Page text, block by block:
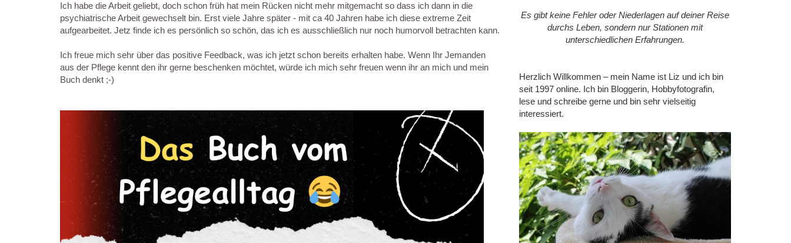
Ich habe die Arbeit geliebt, doch schon früh hat mein Rücken nicht mehr mitgemacht so dass ich dann in die
psychiatrische Arbeit gewechselt bin. Erst viele Jahre später - mit ca 40 Jahren habe ich diese extreme Zeit
aufgearbeitet. Jetz finde ich es persönlich so schön, das ich es ausschließlich nur noch humorvoll betrachten kann.
Ich freue mich sehr über das positive Feedback, was ich jetzt schon bereits erhalten habe. Wenn Ihr Jemanden
aus der Pflege kennt den ihr gerne beschenken möchtet, würde ich mich sehr freuen wenn ihr an mich und mein
Buch denkt ;-)
Es gibt keine Fehler oder Niederlagen auf deiner Reise
durchs Leben, sondern nur Stationen mit
unterschiedlichen Erfahrungen.
Herzlich Willkommen – mein Name ist Liz und ich bin
seit 1997 online. Ich bin Bloggerin, Hobbyfotografin,
lese und schreibe gerne und bin sehr vielseitig
interessiert.